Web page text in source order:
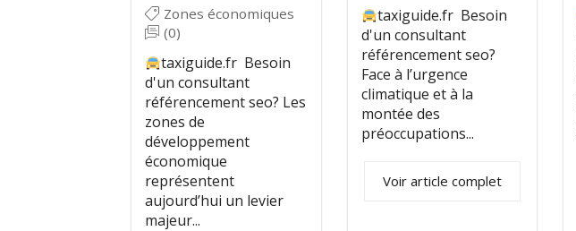
Zones économiques
(0)
taxiguide.fr Besoin
d'un consultant
référencement seo? Les
zones de
développement
économique
représentent
aujourd’hui un levier
majeur...
taxiguide.fr Besoin
d'un consultant
référencement seo?
Face à l’urgence
climatique et à la
montée des
préoccupations...
Voir article complet